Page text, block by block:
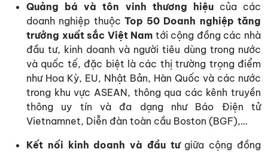
Quảng bá và tôn vinh thương hiệucủa các
doanh nghiệp thuộc Top 50 Doanh nghiệp tăng
trưởng xuất sắc Việt Nam tới cộng đồng các nhà
đầu tư, kinh doanh và người tiêu dùng trong nước
và quốc tế, đặc biệt là các thị trường trọng điểm
như Hoa Kỳ, EU, Nhật Bản, Hàn Quốc và các nước
trong khu vực ASEAN, thông qua các kênh truyền
thông uy tín và đa dạng như Báo Điện tử
Vietnamnet, Diễn đàn toàn cầu Boston (BGF),…
Kết nối kinh doanh và đầu tư giữa cộng đồng